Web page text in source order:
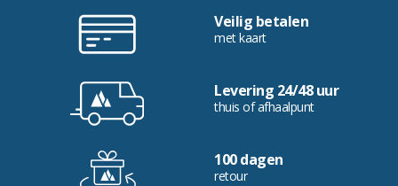
Veilig betalen
met kaart
Levering 24/48 uur
thuis of afhaalpunt
100 dagen
retour